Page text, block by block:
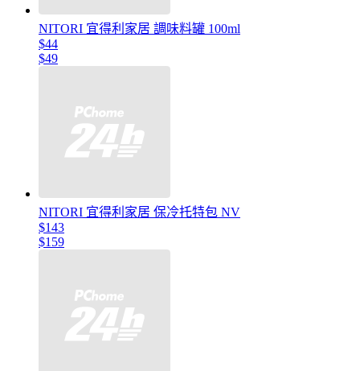
NITORI 宜得利家居 調味料罐 100ml
$44
$49
NITORI 宜得利家居 保冷托特包 NV
$143
$159